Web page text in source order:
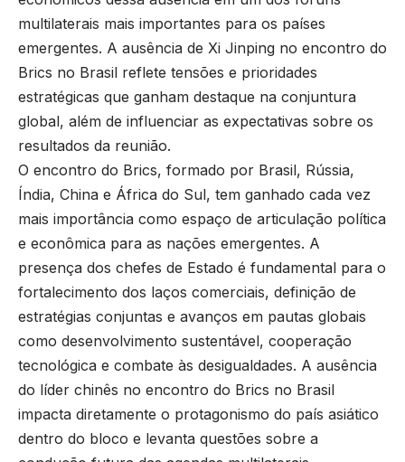
multilaterais mais importantes para os países
emergentes. A ausência de Xi Jinping no encontro do
Brics no Brasil reflete tensões e prioridades
estratégicas que ganham destaque na conjuntura
global, além de influenciar as expectativas sobre os
resultados da reunião.
O encontro do Brics, formado por Brasil, Rússia,
Índia, China e África do Sul, tem ganhado cada vez
mais importância como espaço de articulação política
e econômica para as nações emergentes. A
presença dos chefes de Estado é fundamental para o
fortalecimento dos laços comerciais, definição de
estratégias conjuntas e avanços em pautas globais
como desenvolvimento sustentável, cooperação
tecnológica e combate às desigualdades. A ausência
do líder chinês no encontro do Brics no Brasil
impacta diretamente o protagonismo do país asiático
dentro do bloco e levanta questões sobre a